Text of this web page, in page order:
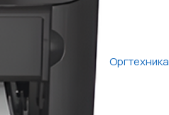
Оргтехника